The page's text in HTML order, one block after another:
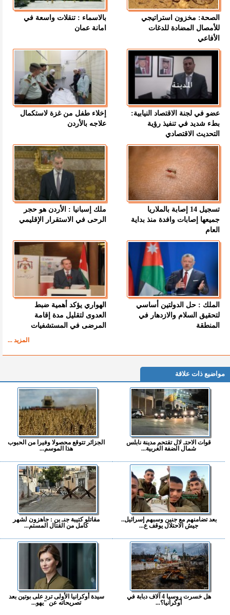
الصحة: مخزون استراتيجي
للأمصال المضادة للدغات
الأفاعي
بالاسماء : تنقلات واسعة في
امانة عمان
عضو في لجنة الاقتصاد النيابية:
بطء شديد في تنفيذ رؤية
التحديث الاقتصادي
إخلاء طفل من غزة لاستكمال
علاجه بالأردن
تسجيل 14 إصابة بالملاريا
جميعها إصابات وافدة منذ بداية
العام
ملك إسبانيا : الأردن هو حجر
الرحى في الاستقرار الإقليمي
الملك : حل الدولتين أساسي
لتحقيق السلام والازدهار في
المنطقة
الهواري يؤكد أهمية ضبط
العدوى لتقليل مدة إقامة
المرضى في المستشفيات
المزيد ...
مواضيع ذات علاقة
قوات الاحتـ لال تقتحم مدينة نابلس
شمال الضفة الغربية...
الجزائر تتوقع محصولا وفيرا من الحبوب
هذا الموسم...
بعد تضامنهم مع جنين وسبهم إسرائيل..
جيش الاحتلال يوقف ع...
مقاتلو كتيبة جنـ ين : جاهزون لشهر
كامل من القتال المستم...
هل خسرت روسيا 4 آلاف دبابة في
أوكرانيا؟...
سيدة أوكرانيا الأولى ترد على بوتين بعد
تصريحاته عن "يهو...